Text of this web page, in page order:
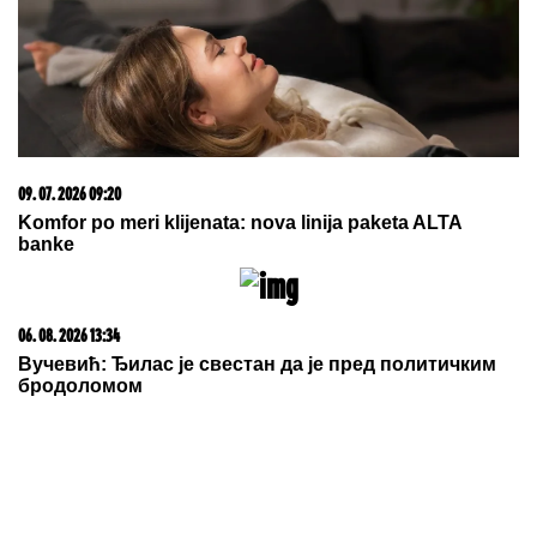
09. 07. 2026 09:20
Komfor po meri klijenata: nova linija paketa ALTA
banke
06. 08. 2026 13:34
Вучевић: Ђилас је свестан да је пред политичким
бродоломом